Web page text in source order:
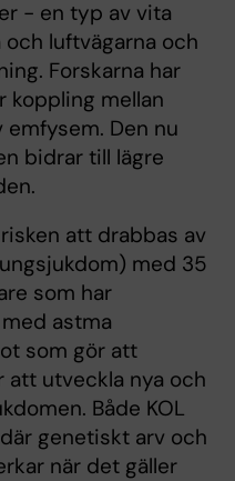
- en typ av vita
luftvägarna och
Forskarna har
koppling mellan
emfysem. Den nu
bidrar till lägre
att drabbas av
med 35
som har
astma
som gör att
att utveckla nya och
Både KOL
genetiskt arv och
när det gäller